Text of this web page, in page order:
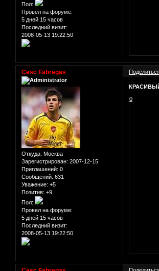
Пол:
Провел на форуме:
5 дней 15 часов
Последний визит:
2008-05-13 19:22:50
Cesc Fabregas
Откуда: Москва
Зарегистрирован: 2007-12-15
Приглашений: 0
Сообщений: 631
Уважение: +5
Позитив: +9
Пол:
Провел на форуме:
5 дней 15 часов
Последний визит:
2008-05-13 19:22:50
0